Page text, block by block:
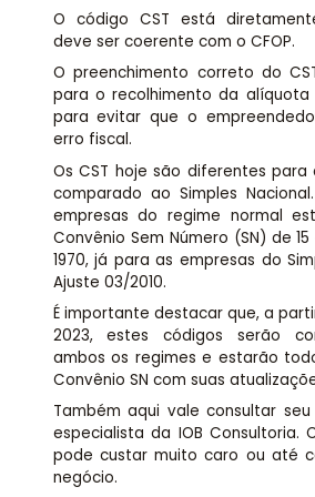
O código CST está
deve ser coerente com o CFOP.
O preenchimento correto do
para o recolhimento da alíquota
para evitar que o
erro fiscal.
Os CST hoje são diferentes para
comparado ao Simples
empresas do regime normal
Convênio Sem Número (SN) de
1970, já para as empresas do
Ajuste 03/2010.
É importante destacar que, a
2023, estes códigos serão
ambos os regimes e estarão
Convênio SN com suas
Também aqui vale consultar
especialista da IOB Consultoria.
pode custar muito caro ou até
negócio.